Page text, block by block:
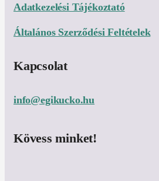
Adatkezelési Tájékoztató
Általános Szerződési Feltételek
Kapcsolat
info@egikucko.hu
Kövess minket!